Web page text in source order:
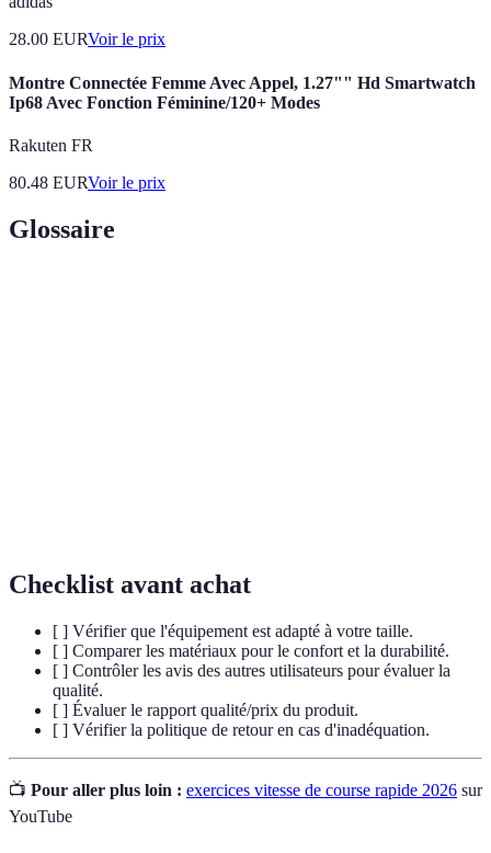
28.00 EURVoir le prix
Montre Connectée Femme Avec Appel, 1.27"" Hd Smartwatch
Ip68 Avec Fonction Féminine/120+ Modes
Rakuten FR
80.48 EURVoir le prix
Glossaire
Checklist avant achat
[ ] Vérifier que l'équipement est adapté à votre taille.
[ ] Comparer les matériaux pour le confort et la durabilité.
[ ] Contrôler les avis des autres utilisateurs pour évaluer la
qualité.
[ ] Évaluer le rapport qualité/prix du produit.
[ ] Vérifier la politique de retour en cas d'inadéquation.
📺 Pour aller plus loin : exercices vitesse de course rapide 2026 sur
YouTube